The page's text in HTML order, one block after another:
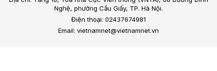
Nghệ, phường Cầu Giấy, TP. Hà Nội.
Điện thoại: 02437674981
Email: vietnamnet@vietnamnet.vn